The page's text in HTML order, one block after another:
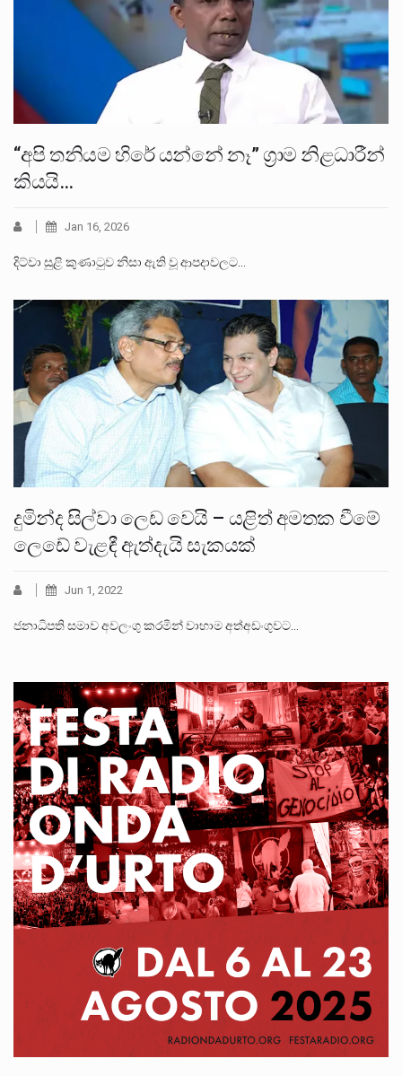
“අපි තනියම හිරේ යන්නේ නෑ” ග්‍රාම නිළධාරීන්
කියයි…
Jan 16, 2026
දිට්වා සුළි කුණාටුව නිසා ඇති වූ ආපදාවලට…
දුමින්ද සිල්වා ලෙඩ වෙයි – යළිත් අමතක වීමේ
ලෙඩේ වැළඳී ඇත්දැයි සැකයක්
Jun 1, 2022
ජනාධිපති සමාව අවලංගු කරමින් වාහාම අත්අඩංගුවට…